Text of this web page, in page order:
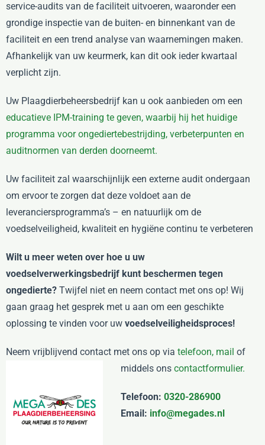
service-audits van de faciliteit uitvoeren, waaronder een
grondige inspectie van de buiten- en binnenkant van de
faciliteit en een trend analyse van waarnemingen maken.
Afhankelijk van uw keurmerk, kan dit ook ieder kwartaal
verplicht zijn.
Uw Plaagdierbeheersbedrijf kan u ook aanbieden om een
educatieve IPM-training te geven, waarbij hij het huidige
programma voor ongediertebestrijding, verbeterpunten en
auditnormen van derden doorneemt.
Uw faciliteit zal waarschijnlijk een externe audit ondergaan
om ervoor te zorgen dat deze voldoet aan de
leveranciersprogramma’s – en natuurlijk om de
voedselveiligheid, kwaliteit en hygiëne continu te verbeteren
Wilt u meer weten over hoe u uw
voedselverwerkingsbedrijf kunt beschermen tegen
ongedierte? Twijfel niet en neem contact met ons op! Wij
gaan graag het gesprek met u aan om een geschikte
oplossing te vinden voor uw voedselveiligheidsproces!
Neem vrijblijvend contact met ons op via telefoon, mail of
middels ons contactformulier.
Telefoon: 0320-286900
Email: info@megades.nl